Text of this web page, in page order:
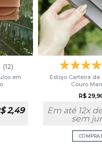
(12)
em
2,49
Estojo Carteira
Couro
R$
Em até 12x
sem